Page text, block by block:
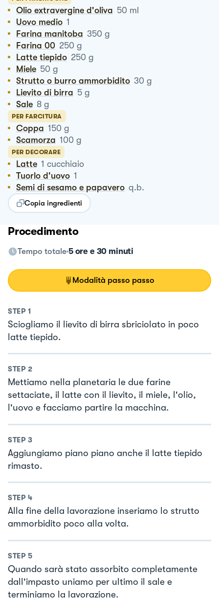
Olio extravergine d'oliva 50 ml
Uovo medio 1
Farina manitoba 350 g
Farina 00 250 g
Latte tiepido 250 g
Miele 50 g
Strutto o burro ammorbidito 30 g
Lievito di birra 5 g
Sale 8 g
PER FARCITURA
Coppa 150 g
Scamorza 100 g
PER DECORARE
Latte 1 cucchiaio
Tuorlo d'uovo 1
Semi di sesamo e papavero q.b.
Copia ingredienti
Procedimento
Tempo totale 5 ore e 30 minuti
Modalità passo passo
STEP 1
Sciogliamo il lievito di birra sbriciolato in poco
latte tiepido.
STEP 2
Mettiamo nella planetaria le due farine
settaciate, il latte con il lievito, il miele, l'olio,
l'uovo e facciamo partire la macchina.
STEP 3
Aggiungiamo piano piano anche il latte tiepido
rimasto.
STEP 4
Alla fine della lavorazione inseriamo lo strutto
ammorbidito poco alla volta.
STEP 5
Quando sarà stato assorbito completamente
dall'impasto uniamo per ultimo il sale e
terminiamo la lavorazione.